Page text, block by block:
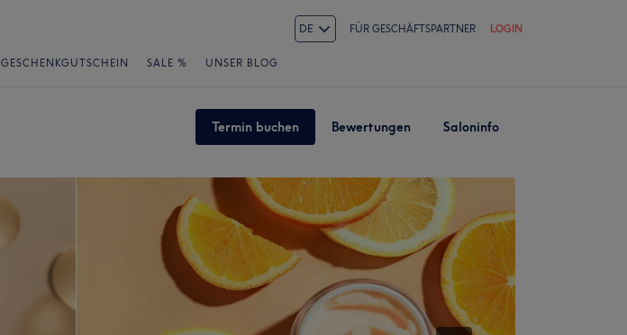
DE FÜR GESCHÄFTSPARTNER LOGIN
GESCHENKGUTSCHEIN SALE % UNSER BLOG
Termin buchen Bewertungen Saloninfo